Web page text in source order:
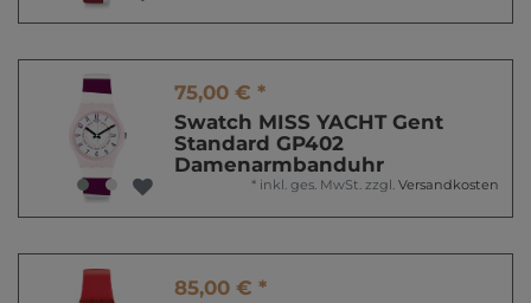
75,00 € *
Swatch MISS YACHT Gent
Standard GP402
Damenarmbanduhr
* inkl. ges. MwSt. zzgl. Versandkosten
85,00 € *